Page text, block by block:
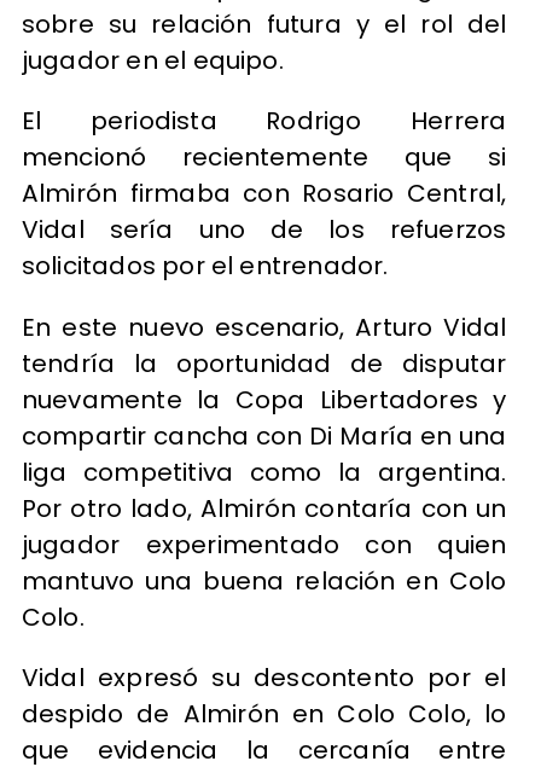
sobre su relación futura y el rol del
jugador en el equipo.
El periodista Rodrigo Herrera
mencionó recientemente que si
Almirón firmaba con Rosario Central,
Vidal sería uno de los refuerzos
solicitados por el entrenador.
En este nuevo escenario, Arturo Vidal
tendría la oportunidad de disputar
nuevamente la Copa Libertadores y
compartir cancha con Di María en una
liga competitiva como la argentina.
Por otro lado, Almirón contaría con un
jugador experimentado con quien
mantuvo una buena relación en Colo
Colo.
Vidal expresó su descontento por el
despido de Almirón en Colo Colo, lo
que evidencia la cercanía entre